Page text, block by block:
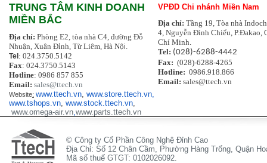
TRUNG TÂM KINH DOANH
MIỀN BẮC
Địa chỉ: Phòng E2, tòa nhà C4, đường Đỗ
Nhuận, Xuân Đỉnh, Từ Liêm, Hà Nội.
Tel: 024.3750.5142
Fax: 024.3750.5143
Hotline: 0986 857 855
Email: sales@ttech.vn
Website: www.ttech.vn www.store.ttech.vn,
www.tshops.vn www.stock.ttech.vn
www.omega-air.vn www.parts.ttech.vn
VPĐD Chi nhánh Miền Nam
Địa chỉ: Tầng 19, Tòa nhà
4, Nguyễn Đình Chiểu, P.Đakao,
Chí Minh.
Tel: (028)-6288-4442
Fax: (028)-6288-4265
Hotline: 0986.918.866
Email: sales@ttech.vn
© Công ty Cổ Phần Công Nghệ Đỉnh Cao
Địa Chỉ: Số 12 Chân Cầm, Phường Hàng Trống, Quận
Mã số thuế GTGT: 0102026092.